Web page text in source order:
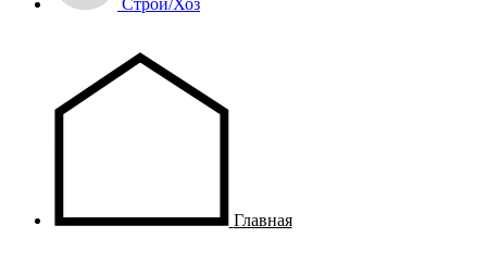
Строй/Хоз
Главная